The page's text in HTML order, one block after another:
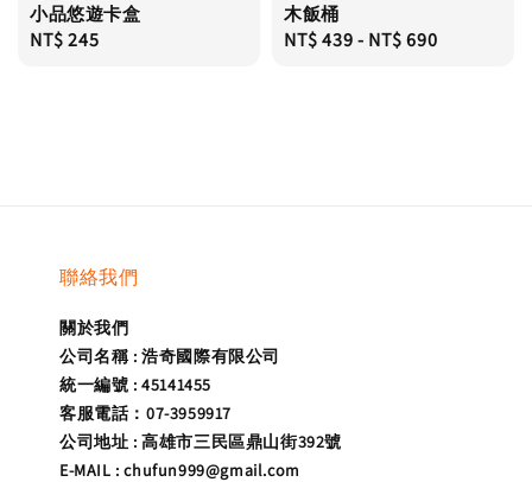
小品悠遊卡盒
Regular
NT$ 245
木飯桶
Regular
NT$ 439- NT$ 690
聯絡我們
關於我們
公司名稱 : 浩奇國際有限公司
統一編號 : 45141455
客服電話：07-3959917
公司地址 : 高雄市三民區鼎山街392號
E-MAIL : chufun999@gmail.com